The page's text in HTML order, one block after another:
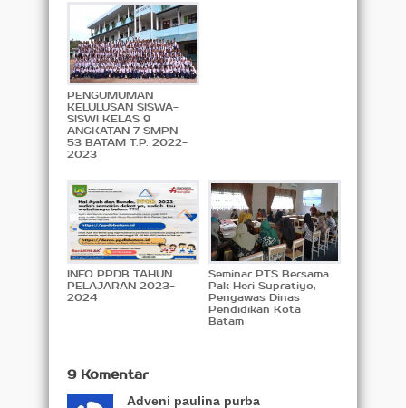
PENGUMUMAN
KELULUSAN SISWA-
SISWI KELAS 9
ANGKATAN 7 SMPN
53 BATAM T.P. 2022-
2023
INFO PPDB TAHUN
PELAJARAN 2023-
2024
Seminar PTS Bersama
Pak Heri Supratiyo,
Pengawas Dinas
Pendidikan Kota
Batam
9 Komentar
Adveni paulina purba